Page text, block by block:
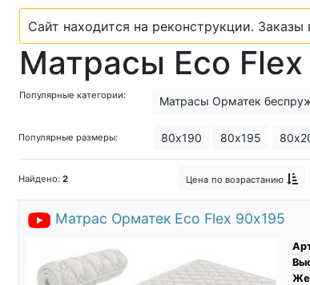
Сайт находится на реконструкции.
Матрасы Eco
Популярные категории: Матрасы Орматек
Популярные размеры: 80х190 80х195
Найдено: 2 Цена по возрастанию
Матрас Орматек Eco Flex 90х195